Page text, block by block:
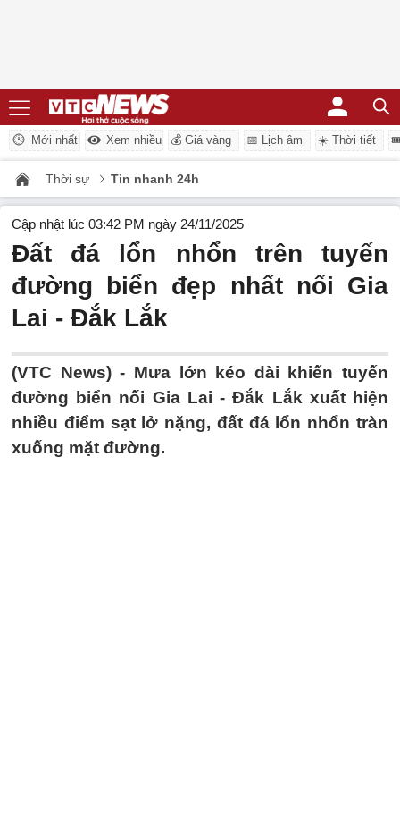
Mới nhất Xem nhiều 💰 Giá vàng 📅 Lịch âm ☀️ Thời tiết
Thời sự Tin nhanh 24h
Cập nhật lúc 03:42 PM ngày 24/11/2025
Đất đá lổn nhổn trên tuyến
đường biển đẹp nhất nối Gia
Lai - Đắk Lắk
(VTC News) - Mưa lớn kéo dài khiến tuyến
đường biển nối Gia Lai - Đắk Lắk xuất hiện
nhiều điểm sạt lở nặng, đất đá lổn nhổn tràn
xuống mặt đường.